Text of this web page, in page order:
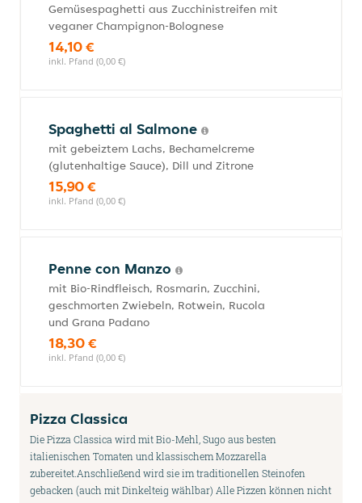
Gemüsespaghetti aus Zucchinistreifen mit
veganer Champignon-Bolognese
14,10 €
inkl. Pfand (0,00 €)
Spaghetti al Salmone
mit gebeiztem Lachs, Bechamelcreme
(glutenhaltige Sauce), Dill und Zitrone
15,90 €
inkl. Pfand (0,00 €)
Penne con Manzo
mit Bio-Rindfleisch, Rosmarin, Zucchini,
geschmorten Zwiebeln, Rotwein, Rucola
und Grana Padano
18,30 €
inkl. Pfand (0,00 €)
Pizza Classica
Die Pizza Classica wird mit Bio-Mehl, Sugo aus besten
italienischen Tomaten und klassischem Mozzarella
zubereitet.Anschließend wird sie im traditionellen Steinofen
gebacken (auch mit Dinkelteig wählbar) Alle Pizzen können nicht